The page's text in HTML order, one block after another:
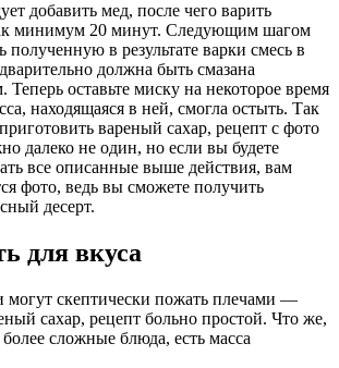
добавить мед, после чего варить
минимум 20 минут. Следующим шагом
в результате варки смесь в
должна быть смазана
оставьте миску на некоторое время
находящаяся в ней, смогла остыть. Так
вареный сахар, рецепт с фото
далеко не один, но если вы будете
все описанные выше действия, вам
фото, ведь вы сможете получить
десерт.
для вкуса
могут скептически пожать плечами —
сахар, рецепт больно простой. Что же,
сложные блюда, есть масса